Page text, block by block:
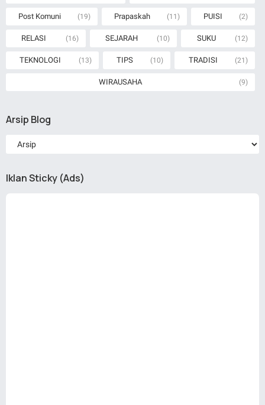
Post Komuni (19) Prapaskah (11) PUISI (2)
RELASI (16) SEJARAH (10) SUKU (12)
TEKNOLOGI (13) TIPS (10) TRADISI (21)
WIRAUSAHA (9)
Arsip Blog
Iklan Sticky (Ads)